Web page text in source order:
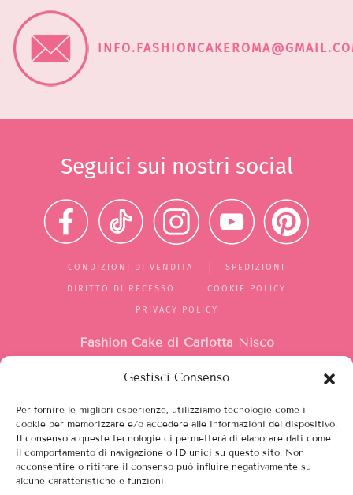
Gestisci Consenso
Per fornire le migliori esperienze, utilizziamo tecnologie come i
cookie per memorizzare e/o accedere alle informazioni del dispositivo.
Il consenso a queste tecnologie ci permetterà di elaborare dati come
il comportamento di navigazione o ID unici su questo sito. Non
acconsentire o ritirare il consenso può influire negativamente su
alcune caratteristiche e funzioni.
Seguici sui nostri social
CONDIZIONI DI VENDITA SPEDIZIONI
DIRITTO DI RECESSO COOKIE POLICY
PRIVACY POLICY
Fashion Cake di Carlotta Nisco
Mercato di Largo Santa Silvia
00149, Roma (RM)
Italia
Partita iva 12208751003